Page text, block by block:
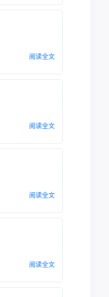
阅读全文
阅读全文
阅读全文
阅读全文